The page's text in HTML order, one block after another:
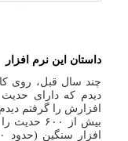
داستان این نرم افزار
چند سال قبل، روی
دیدم که دارای
افزارش را گرفتم
بیش از